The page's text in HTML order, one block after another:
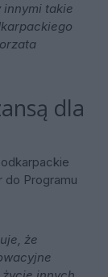
takie
dla
do Programu
że